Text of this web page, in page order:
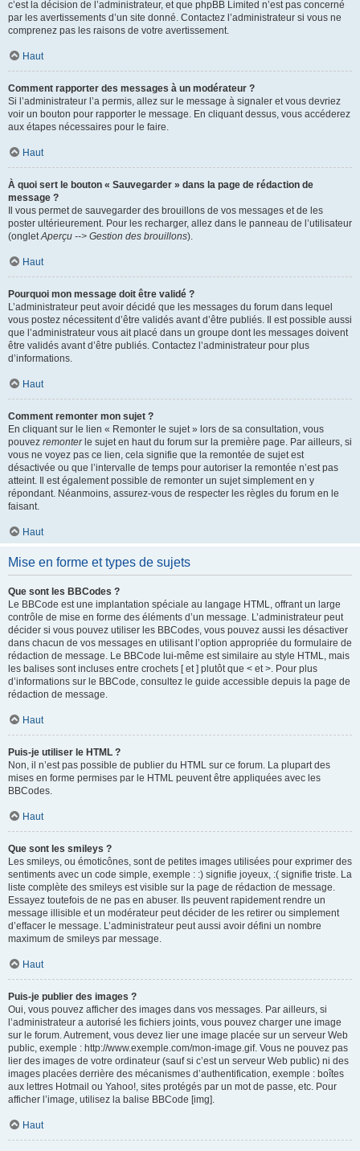
c’est la décision de l’administrateur, et que phpBB Limited n’est pas concerné
par les avertissements d’un site donné. Contactez l’administrateur si vous ne
comprenez pas les raisons de votre avertissement.
Haut
Comment rapporter des messages à un modérateur ?
Si l’administrateur l’a permis, allez sur le message à signaler et vous devriez
voir un bouton pour rapporter le message. En cliquant dessus, vous accéderez
aux étapes nécessaires pour le faire.
Haut
À quoi sert le bouton « Sauvegarder » dans la page de rédaction de
message ?
Il vous permet de sauvegarder des brouillons de vos messages et de les
poster ultérieurement. Pour les recharger, allez dans le panneau de l’utilisateur
(ongletAperçu --> Gestion des brouillons).
Haut
Pourquoi mon message doit être validé ?
L’administrateur peut avoir décidé que les messages du forum dans lequel
vous postez nécessitent d’être validés avant d’être publiés. Il est possible aussi
que l’administrateur vous ait placé dans un groupe dont les messages doivent
être validés avant d’être publiés. Contactez l’administrateur pour plus
d’informations.
Haut
Comment remonter mon sujet ?
En cliquant sur le lien « Remonter le sujet » lors de sa consultation, vous
pouvez remonterle sujet en haut du forum sur la première page. Par ailleurs, si
vous ne voyez pas ce lien, cela signifie que la remontée de sujet est
désactivée ou que l’intervalle de temps pour autoriser la remontée n’est pas
atteint. Il est également possible de remonter un sujet simplement en y
répondant. Néanmoins, assurez-vous de respecter les règles du forum en le
faisant.
Haut
Mise en forme et types de sujets
Que sont les BBCodes ?
Le BBCode est une implantation spéciale au langage HTML, offrant un large
contrôle de mise en forme des éléments d’un message. L’administrateur peut
décider si vous pouvez utiliser les BBCodes, vous pouvez aussi les désactiver
dans chacun de vos messages en utilisant l’option appropriée du formulaire de
rédaction de message. Le BBCode lui-même est similaire au style HTML, mais
les balises sont incluses entre crochets [ et ] plutôt que < et >. Pour plus
d’informations sur le BBCode, consultez le guide accessible depuis la page de
rédaction de message.
Haut
Puis-je utiliser le HTML ?
Non, il n’est pas possible de publier du HTML sur ce forum. La plupart des
mises en forme permises par le HTML peuvent être appliquées avec les
BBCodes.
Haut
Que sont les smileys ?
Les smileys, ou émoticônes, sont de petites images utilisées pour exprimer des
sentiments avec un code simple, exemple : :) signifie joyeux, :( signifie triste. La
liste complète des smileys est visible sur la page de rédaction de message.
Essayez toutefois de ne pas en abuser. Ils peuvent rapidement rendre un
message illisible et un modérateur peut décider de les retirer ou simplement
d’effacer le message. L’administrateur peut aussi avoir défini un nombre
maximum de smileys par message.
Haut
Puis-je publier des images ?
Oui, vous pouvez afficher des images dans vos messages. Par ailleurs, si
l’administrateur a autorisé les fichiers joints, vous pouvez charger une image
sur le forum. Autrement, vous devez lier une image placée sur un serveur Web
public, exemple : http://www.exemple.com/mon-image.gif. Vous ne pouvez pas
lier des images de votre ordinateur (sauf si c’est un serveur Web public) ni des
images placées derrière des mécanismes d’authentification, exemple : boîtes
aux lettres Hotmail ou Yahoo!, sites protégés par un mot de passe, etc. Pour
afficher l’image, utilisez la balise BBCode [img].
Haut